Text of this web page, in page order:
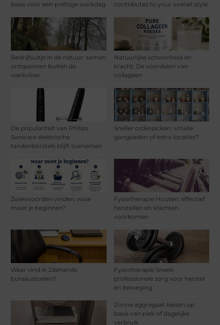
basis voor een prettige werkdag
contributes to your overall style
Bedrijfsuitje in de natuur: samen
ontspannen buiten de
werkvloer
Natuurlijke schoonheid en
kracht: De voordelen van
collageen
De populariteit van Philips
Sonicare elektrische
tandenborstels blijft toenemen
Sneller orderpicken: smalle
gangpaden of extra locaties?
Zoekwoorden vinden: waar
moet je beginnen?
Fysiotherapie Houten: effectief
herstellen en klachten
voorkomen
Waar vind ik 2dehands
bureaustoelen?
Fysiotherapie Sneek:
professionele zorg voor herstel
en beweging
Zonne aggregaat kiezen op
basis van piek of dagelijks
verbruik